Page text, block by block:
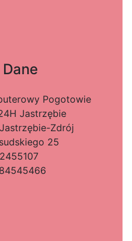
Dane
Pogotowie
Jastrzębie
Zdrój
25